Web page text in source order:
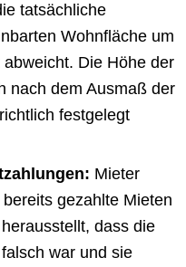
tatsächliche
Wohnfläche um
Die Höhe der
nach dem Ausmaß der
festgelegt
Mieter
gezahlte Mieten
dass die
war und sie